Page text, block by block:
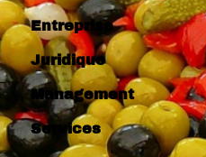
Entreprise
Juridique
Management
Services